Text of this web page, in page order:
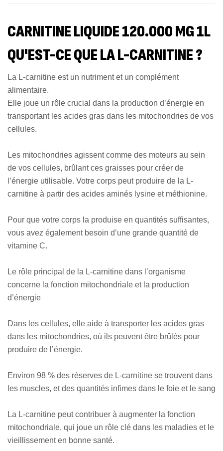
CARNITINE LIQUIDE 120.000 MG 1L
QU'EST-CE QUE LA L-CARNITINE ?
La L-carnitine est un nutriment et un complément
alimentaire.
Elle joue un rôle crucial dans la production d’énergie en
transportant les acides gras dans les mitochondries de vos
cellules.
Les mitochondries agissent comme des moteurs au sein
de vos cellules, brûlant ces graisses pour créer de
l’énergie utilisable. Votre corps peut produire de la L-
carnitine à partir des acides aminés lysine et méthionine.
Pour que votre corps la produise en quantités suffisantes,
vous avez également besoin d’une grande quantité de
vitamine C.
Le rôle principal de la L-carnitine dans l’organisme
concerne la fonction mitochondriale et la production
d’énergie
Dans les cellules, elle aide à transporter les acides gras
dans les mitochondries, où ils peuvent être brûlés pour
produire de l’énergie.
Environ 98 % des réserves de L-carnitine se trouvent dans
les muscles, et des quantités infimes dans le foie et le sang
La L-carnitine peut contribuer à augmenter la fonction
mitochondriale, qui joue un rôle clé dans les maladies et le
vieillissement en bonne santé.